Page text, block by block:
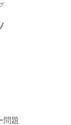
問題